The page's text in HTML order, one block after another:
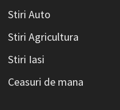
Stiri Auto
Stiri Agricultura
Stiri Iasi
Ceasuri de mana